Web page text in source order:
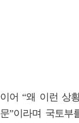
이어 “왜 이런 상
문”이라며 국토부